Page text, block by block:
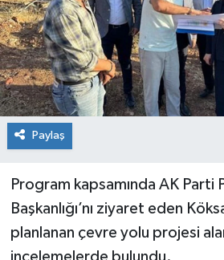
Paylaş
Program kapsamında AK Parti
Başkanlığı’nı ziyaret eden
planlanan çevre yolu projesi